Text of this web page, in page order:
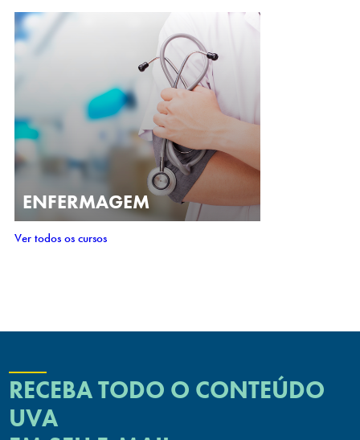
ENFERMAGEM
Ver todos os cursos
RECEBA TODO O CONTEÚDO
UVA